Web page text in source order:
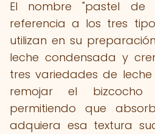
El nombre "pastel de
referencia a los tres
utilizan en su
leche condensada y
tres variedades de
remojar el bizcocho
permitiendo que
adquiera esa textura